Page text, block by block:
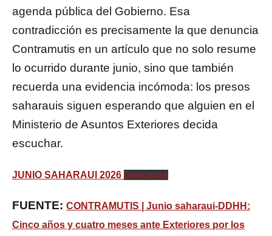
agenda pública del Gobierno. Esa
contradicción es precisamente la que denuncia
Contramutis en un artículo que no solo resume
lo ocurrido durante junio, sino que también
recuerda una evidencia incómoda: los presos
saharauis siguen esperando que alguien en el
Ministerio de Asuntos Exteriores decida
escuchar.
JUNIO SAHARAUI 2026 Descarga
FUENTE: CONTRAMUTIS | Junio saharaui-DDHH:
Cinco años y cuatro meses ante Exteriores por los